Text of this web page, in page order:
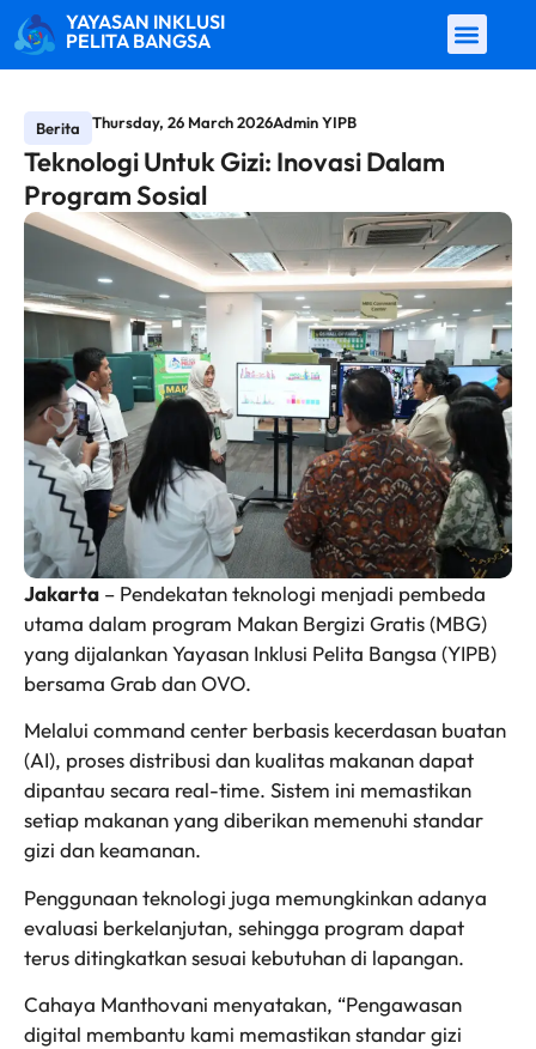
YAYASAN INKLUSI
PELITA BANGSA
Berita Thursday, 26 March 2026Admin YIPB
Teknologi Untuk Gizi: Inovasi Dalam
Program Sosial
Jakarta – Pendekatan teknologi menjadi pembeda
utama dalam program Makan Bergizi Gratis (MBG)
yang dijalankan Yayasan Inklusi Pelita Bangsa (YIPB)
bersama Grab dan OVO.
Melalui command center berbasis kecerdasan buatan
(AI), proses distribusi dan kualitas makanan dapat
dipantau secara real-time. Sistem ini memastikan
setiap makanan yang diberikan memenuhi standar
gizi dan keamanan.
Penggunaan teknologi juga memungkinkan adanya
evaluasi berkelanjutan, sehingga program dapat
terus ditingkatkan sesuai kebutuhan di lapangan.
Cahaya Manthovani menyatakan, “Pengawasan
digital membantu kami memastikan standar gizi